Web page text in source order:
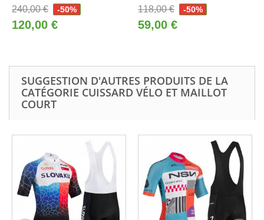
240,00 €
-50%
120,00 €
118,00 €
-50%
59,00 €
SUGGESTION D'AUTRES PRODUITS DE LA
CATÉGORIE CUISSARD VÉLO ET MAILLOT
COURT